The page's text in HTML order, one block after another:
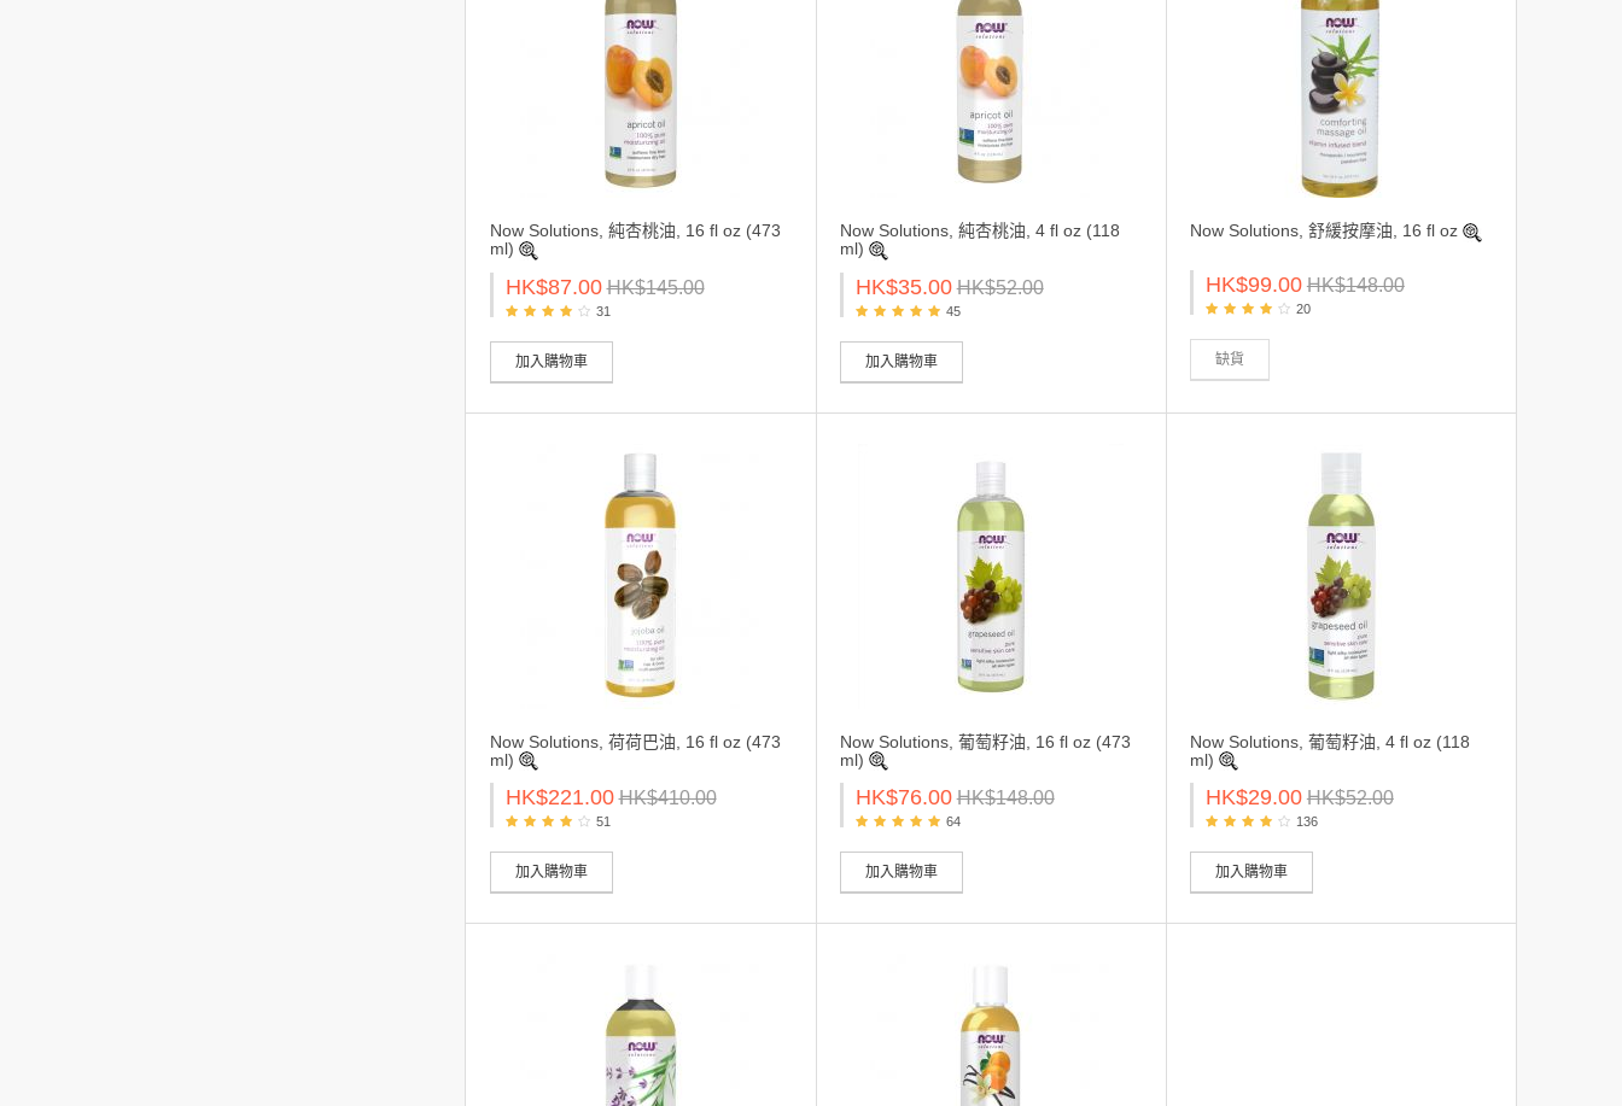
Now Solutions, 純杏桃油, 16 fl oz (473
ml)
HK$87.00 HK$145.00
31
加入購物車
Now Solutions, 純杏桃油, 4 fl oz (118
ml)
HK$35.00 HK$52.00
45
加入購物車
Now Solutions, 舒緩按摩油, 16 fl oz
HK$99.00 HK$148.00
20
缺貨
Now Solutions, 荷荷巴油, 16 fl oz (473
ml)
HK$221.00 HK$410.00
51
加入購物車
Now Solutions, 葡萄籽油, 16 fl oz (473
ml)
HK$76.00 HK$148.00
64
加入購物車
Now Solutions, 葡萄籽油, 4 fl oz (118
ml)
HK$29.00 HK$52.00
136
加入購物車